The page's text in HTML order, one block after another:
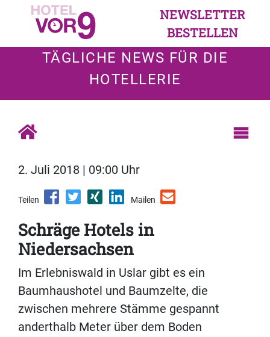
NEWSLETTER
BESTELLEN
TÄGLICHE NEWS FÜR DIE
HOTELLERIE
2. Juli 2018 | 09:00 Uhr
Teilen Mailen
Schräge Hotels in
Niedersachsen
Im Erlebniswald in Uslar gibt es ein
Baumhaushotel und Baumzelte, die
zwischen mehrere Stämme gespannt
anderthalb Meter über dem Boden